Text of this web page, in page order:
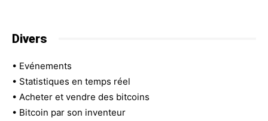
Divers
• Evénements
• Statistiques en temps réel
• Acheter et vendre des bitcoins
• Bitcoin par son inventeur